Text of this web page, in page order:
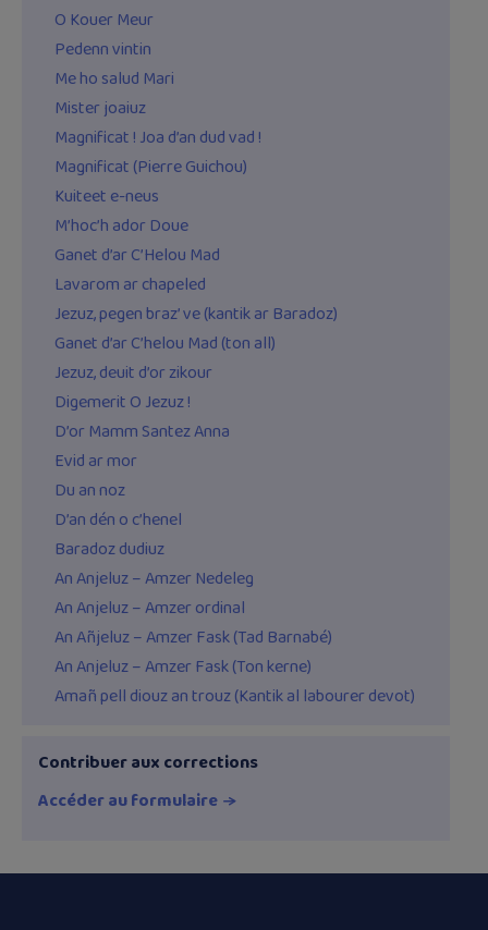
O Kouer Meur
Pedenn vintin
Me ho salud Mari
Mister joaiuz
Magnificat ! Joa d’an dud vad !
Magnificat (Pierre Guichou)
Kuiteet e-neus
M’hoc’h ador Doue
Ganet d’ar C’Helou Mad
Lavarom ar chapeled
Jezuz, pegen braz’ ve (kantik ar Baradoz)
Ganet d’ar C’helou Mad (ton all)
Jezuz, deuit d’or zikour
Digemerit O Jezuz !
D’or Mamm Santez Anna
Evid ar mor
Du an noz
D’an dén o c’henel
Baradoz dudiuz
An Anjeluz – Amzer Nedeleg
An Anjeluz – Amzer ordinal
An Añjeluz – Amzer Fask (Tad Barnabé)
An Anjeluz – Amzer Fask (Ton kerne)
Amañ pell diouz an trouz (Kantik al labourer devot)
Contribuer aux corrections
Accéder au formulaire